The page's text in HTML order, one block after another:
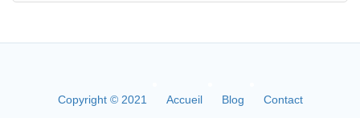
Copyright © 2021 Accueil Blog Contact